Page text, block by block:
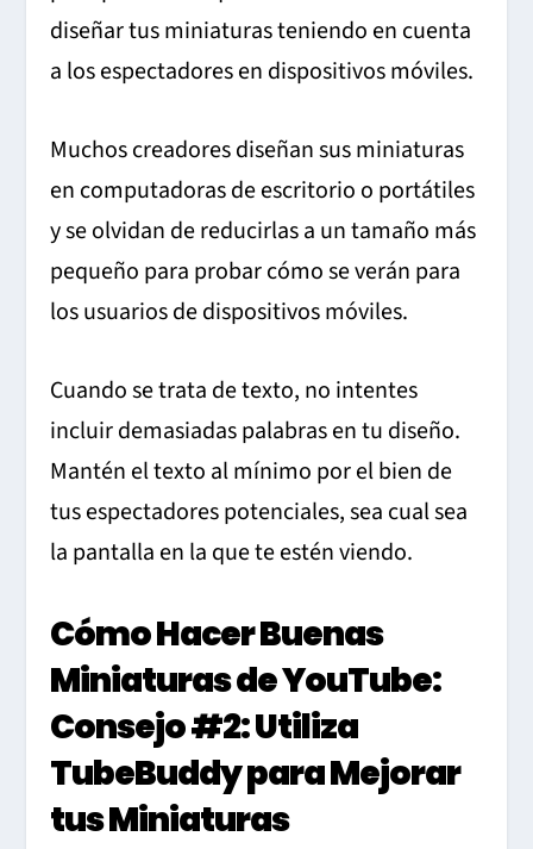
diseñar tus miniaturas teniendo en cuenta
a los espectadores en dispositivos móviles.
Muchos creadores diseñan sus miniaturas
en computadoras de escritorio o portátiles
y se olvidan de reducirlas a un tamaño más
pequeño para probar cómo se verán para
los usuarios de dispositivos móviles.
Cuando se trata de texto, no intentes
incluir demasiadas palabras en tu diseño.
Mantén el texto al mínimo por el bien de
tus espectadores potenciales, sea cual sea
la pantalla en la que te estén viendo.
Cómo Hacer Buenas
Miniaturas de YouTube:
Consejo#2: Utiliza
TubeBuddy para Mejorar
tus Miniaturas